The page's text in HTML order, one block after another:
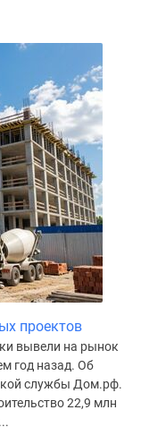
проектов
вывели на рынок
год назад. Об
службы Дом.рф.
22,9 млн